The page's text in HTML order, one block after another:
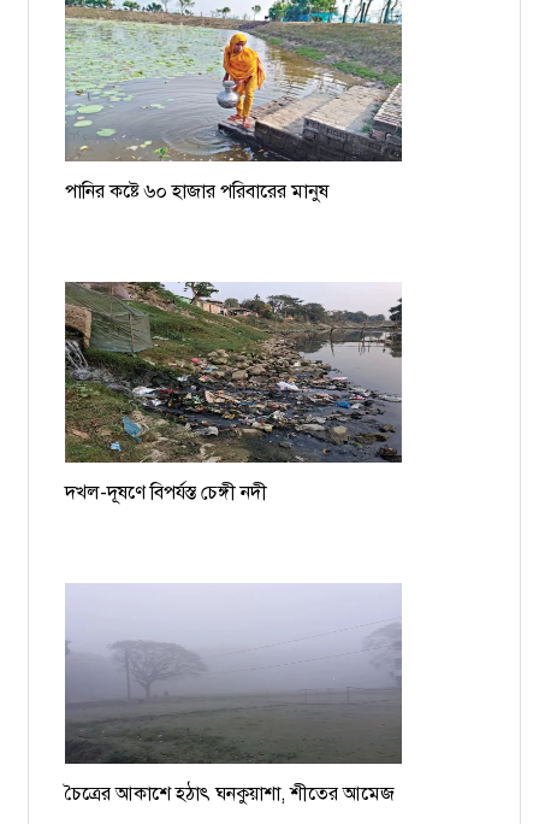
পানির কষ্টে ৬০ হাজার পরিবারের মানুষ
দখল-দূষণে বিপর্যস্ত চেঙ্গী নদী
চৈত্রের আকাশে হঠাৎ ঘনকুয়াশা, শীতের আমেজ